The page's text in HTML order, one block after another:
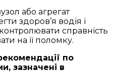
або агрегат
здоров’я водія і
справність
на її поломку.
по
зазначені в